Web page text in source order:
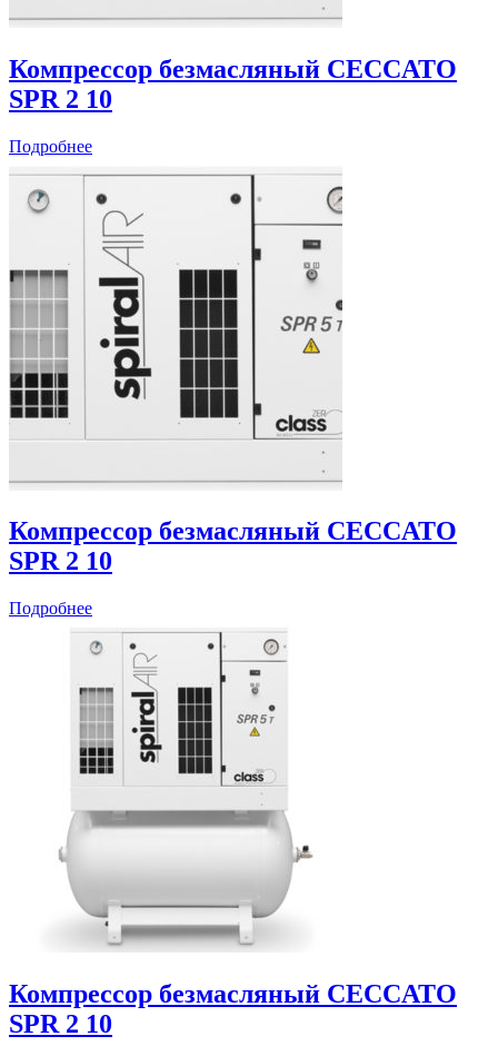
Компрессор безмасляный CECCATO
SPR 2 10
Подробнее
Компрессор безмасляный CECCATO
SPR 2 10
Подробнее
Компрессор безмасляный CECCATO
SPR 2 10